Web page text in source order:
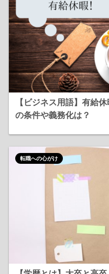
【ビジネス用語】有給
の条件や義務化は？
転職への心がけ